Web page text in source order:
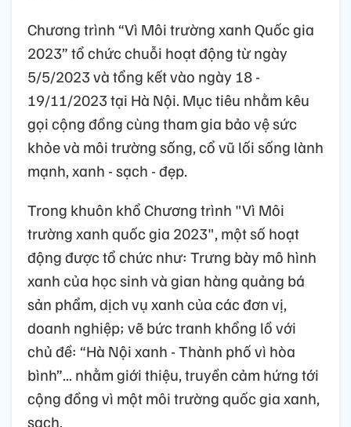
Chương trình “Vì Môi trường xanh Quốc gia
2023” tổ chức chuỗi hoạt động từ ngày
5/5/2023 và tổng kết vào ngày 18 -
19/11/2023 tại Hà Nội. Mục tiêu nhằm kêu
gọi cộng đồng cùng tham gia bảo vệ sức
khỏe và môi trường sống, cổ vũ lối sống lành
mạnh, xanh - sạch - đẹp.
Trong khuôn khổ Chương trình "Vì Môi
trường xanh quốc gia 2023", một số hoạt
động được tổ chức như: Trưng bày mô hình
xanh của học sinh và gian hàng quảng bá
sản phẩm, dịch vụ xanh của các đơn vị,
doanh nghiệp; vẽ bức tranh khổng lồ với
chủ đề: “Hà Nội xanh - Thành phố vì hòa
bình”... nhằm giới thiệu, truyền cảm hứng tới
cộng đồng vì một môi trường quốc gia xanh,
sạch.